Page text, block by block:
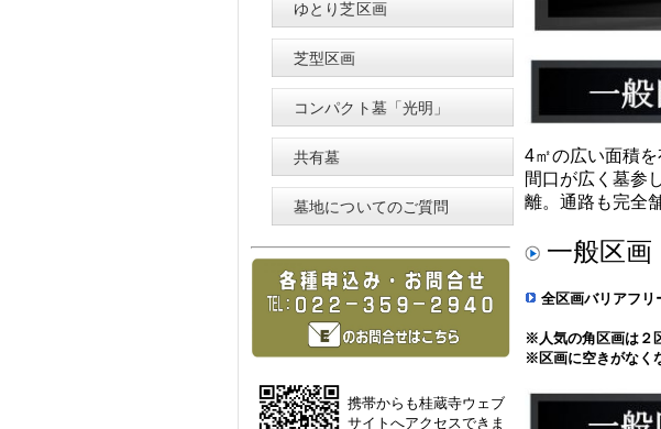
4㎡の広い面積
間口が広く墓参
離。通路も完全
一般区画
全区画バリアフ
※人気の角区画は２
※区画に空きがなく
ゆとり芝区画
芝型区画
コンパクト墓「光明」
共有墓
墓地についてのご質問
携帯からも桂蔵寺ウェブ
サイトへアクセスできま